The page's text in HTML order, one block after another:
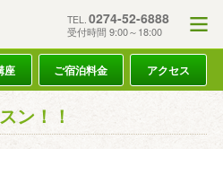
TEL. 0274-52-6888
受付時間 9:00～18:00
座 ご宿泊料金 アクセス
ン！！